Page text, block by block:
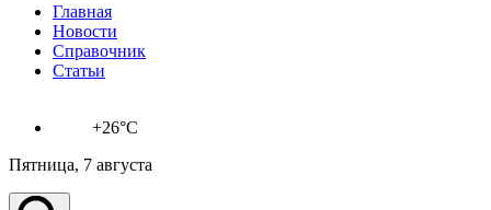
Главная
Новости
Справочник
Статьи
+26°C
Пятница, 7 августа